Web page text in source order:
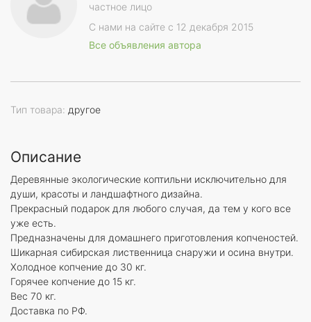
частное лицо
С нами на сайте с 12 декабря 2015
Все объявления автора
Тип товара: другое
Описание
Деревянные экологические коптильни исключительно для
души, красоты и ландшафтного дизайна.
Прекрасный подарок для любого случая, да тем у кого все
уже есть.
Предназначены для домашнего приготовления копченостей.
Шикарная сибирская лиственница снаружи и осина внутри.
Холодное копчение до 30 кг.
Горячее копчение до 15 кг.
Вес 70 кг.
Доставка по РФ.